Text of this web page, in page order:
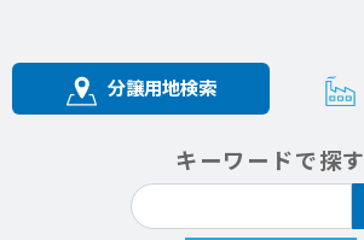
分譲用地検索
キーワードで探す